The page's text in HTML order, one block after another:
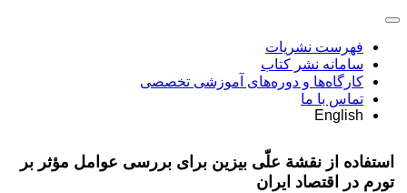
فهرست نشریات
سامانه نشر کتاب
کارگاه‌ها و دوره‌های آموزشی تخصصی
تماس با ما
English
استفاده از نقشة علّی بیزین برای بررسی عوامل مؤثر بر
تورم در اقتصاد ایران